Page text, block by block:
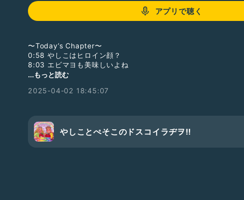
アプリで聴く
〜Today’s Chapter〜
0:58 やしこはヒロイン顔？
8:03 エビマヨも美味しいよね
9:45 お花見トークは別の回で改めます
おたよりフォーム📮「荒山セントラル郵便局」。
https://forms.gle/Xw34h8hQBimuuQFv6
ソロラヂも極稀に配信中♡
...もっと読む
2025-04-02 18:45:07
やしことぺそこのドスコイラヂヲ‼︎